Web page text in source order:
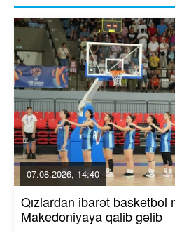
07.08.2026, 14:40
Qızlardan ibarət basketbol
Makedoniyaya qalib gəlib